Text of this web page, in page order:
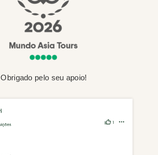
Obrigado pelo seu apoio!